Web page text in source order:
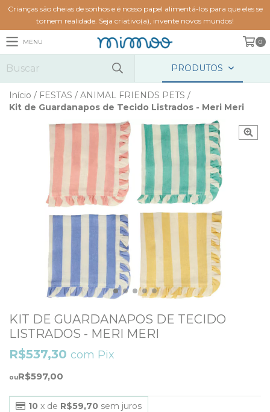
Crianças são cheias de sonhos e é nosso papel alimentá-los para que eles se
tornem realidade. Seja criativo(a), invente novos mundos!
MENU 0
PRODUTOS
Início / FESTAS / ANIMAL FRIENDS PETS /
Kit de Guardanapos de Tecido Listrados - Meri Meri
KIT DE GUARDANAPOS DE TECIDO
LISTRADOS - MERI MERI
R$597,00
R$537,30 com Pix
10 x de R$59,70 sem juros